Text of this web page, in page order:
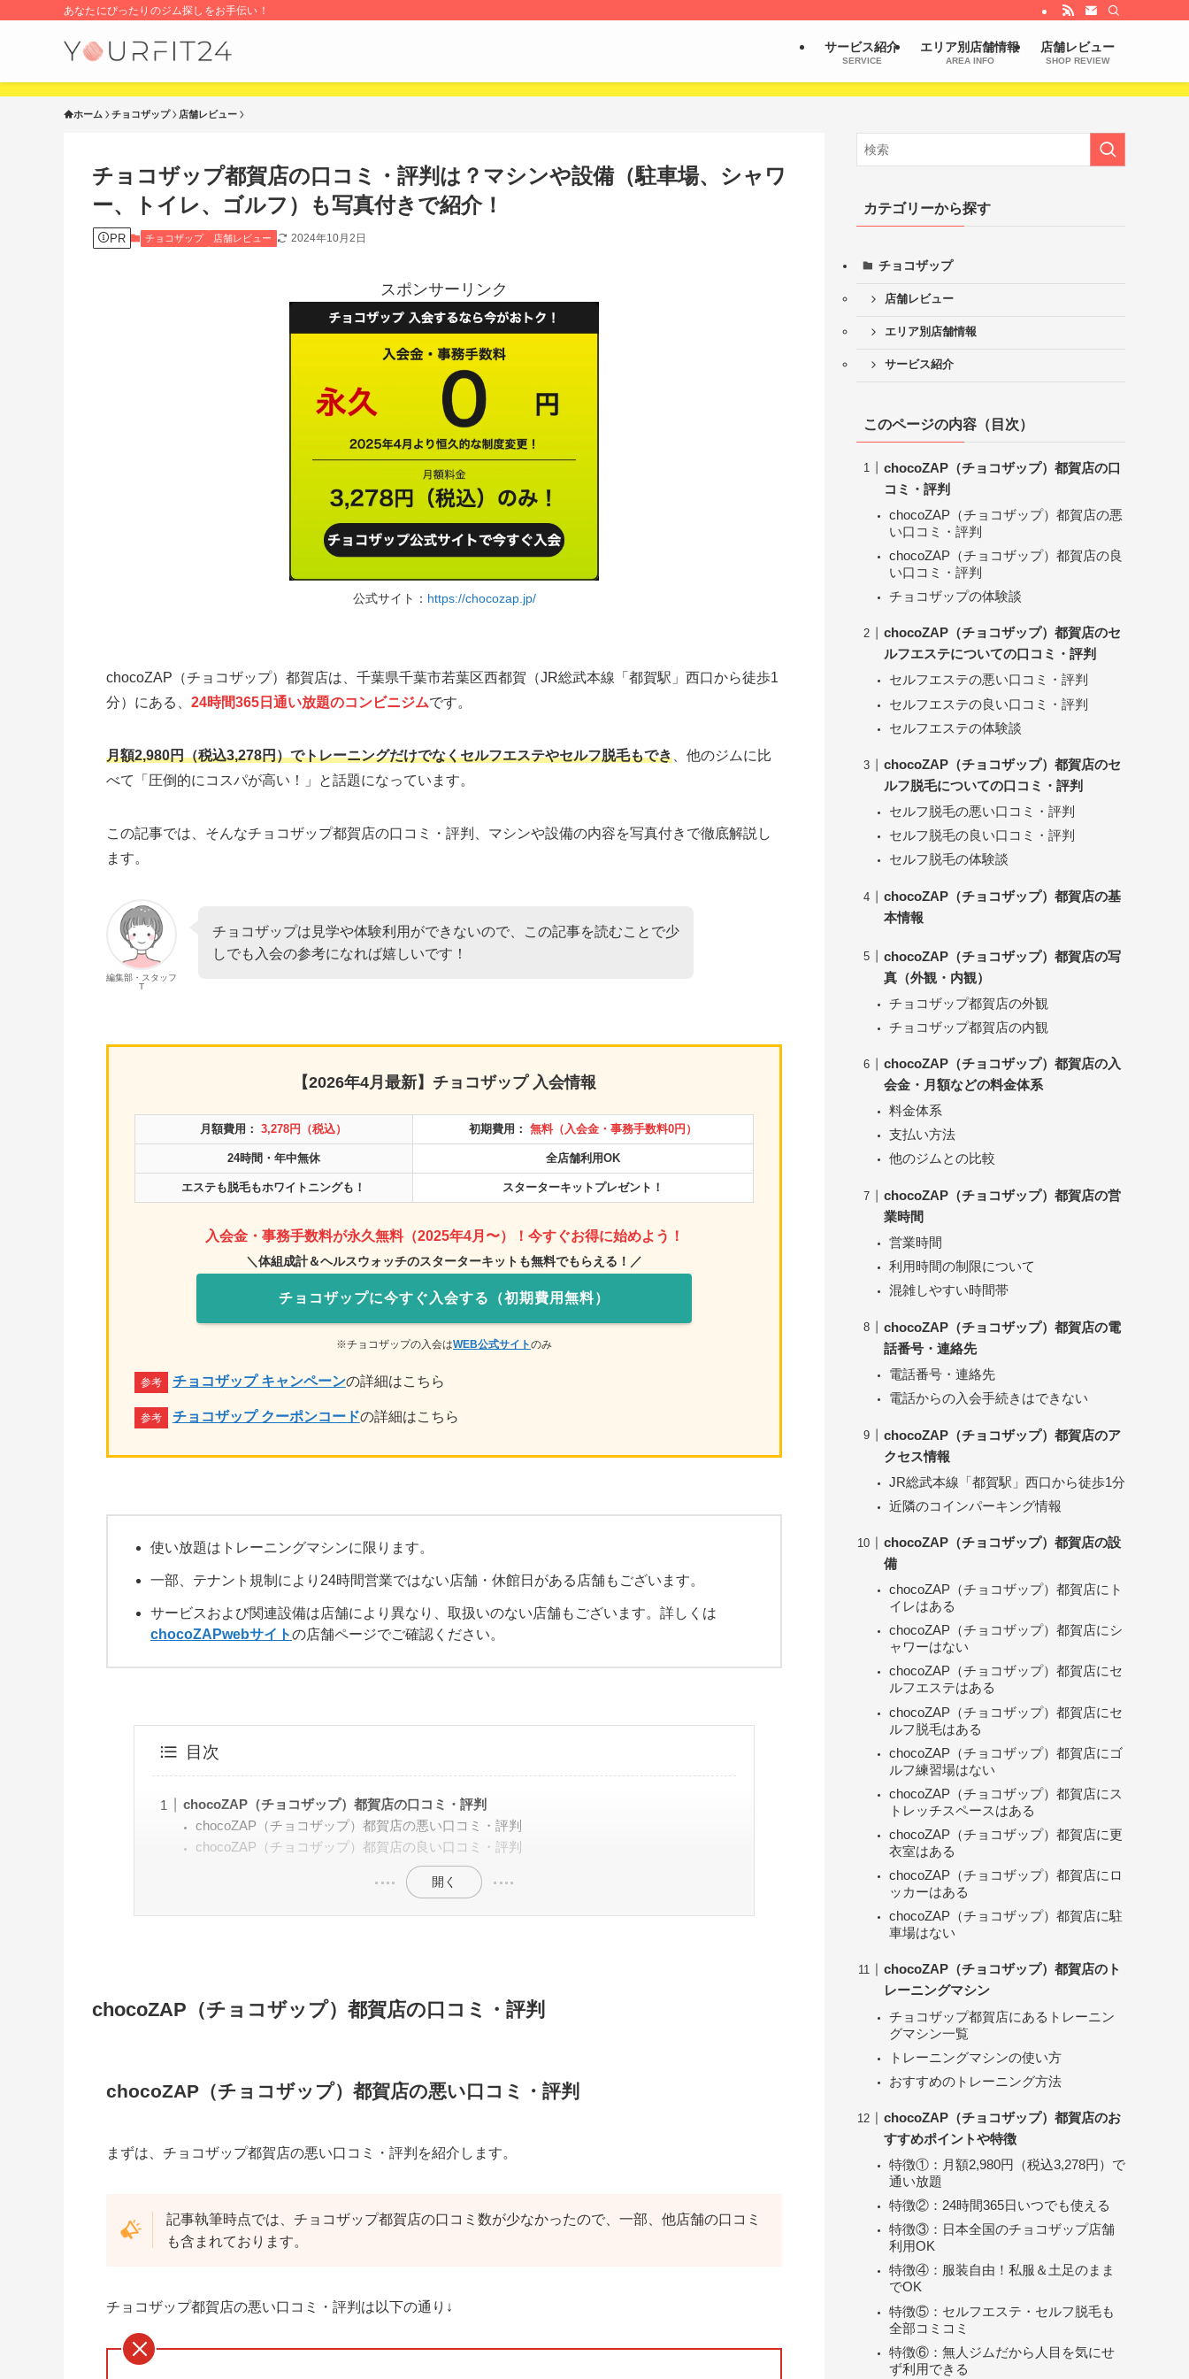
あなたにぴったりのジム探しをお手伝い！
サービス紹介
SERVICE
エリア別店舗情報
AREA INFO
店舗レビュー
SHOP REVIEW
ホーム チョコザップ 店舗レビュー
チョコザップ都賀店の口コミ・評判は？マシンや設備（駐車場、シャワ
ー、トイレ、ゴルフ）も写真付きで紹介！
PR チョコザップ 店舗レビュー 2024年10月2日
スポンサーリンク
公式サイト： https://chocozap.jp/
chocoZAP（チョコザップ）都賀店は、千葉県千葉市若葉区西都賀（JR総武本線「都賀駅」西口から徒歩1
分）にある、 24時間365日通い放題のコンビニジムです。
月額2,980円（税込3,278円）でトレーニングだけでなくセルフエステやセルフ脱毛もでき 、他のジムに比
べて「圧倒的にコスパが高い！」と話題になっています。
この記事では、そんなチョコザップ都賀店の口コミ・評判、マシンや設備の内容を写真付きで徹底解説し
ます。
編集部・スタッフ
T
チョコザップは見学や体験利用ができないので、この記事を読むことで少
しでも入会の参考になれば嬉しいです！
【2026年4月最新】チョコザップ 入会情報
月額費用：3,278円（税込） 初期費用： 無料（入会金・事務手数料0円）
24時間・年中無休 全店舗利用OK
エステも脱毛もホワイトニングも！ スターターキットプレゼント！
入会金・事務手数料が永久無料（2025年4月〜）！今すぐお得に始めよう！
＼体組成計＆ヘルスウォッチのスターターキットも無料でもらえる！／
チョコザップに今すぐ入会する（初期費用無料）
※チョコザップの入会はWEB公式サイトのみ
チョコザップ キャンペーンの詳細はこちら
チョコザップ クーポンコードの詳細はこちら
使い放題はトレーニングマシンに限ります。
一部、テナント規制により24時間営業ではない店舗・休館日がある店舗もございます。
サービスおよび関連設備は店舗により異なり、取扱いのない店舗もございます。詳しくは
chocoZAPwebサイトの店舗ページでご確認ください。
目次
chocoZAP（チョコザップ）都賀店の口コミ・評判
chocoZAP（チョコザップ）都賀店の悪い口コミ・評判
chocoZAP（チョコザップ）都賀店の良い口コミ・評判
開く
chocoZAP（チョコザップ）都賀店の口コミ・評判
chocoZAP（チョコザップ）都賀店の悪い口コミ・評判
まずは、チョコザップ都賀店の悪い口コミ・評判を紹介します。
記事執筆時点では、チョコザップ都賀店の口コミ数が少なかったので、一部、他店舗の口コミ
も含まれております。
チョコザップ都賀店の悪い口コミ・評判は以下の通り↓
カテゴリーから探す
チョコザップ
店舗レビュー
エリア別店舗情報
サービス紹介
このページの内容（目次）
chocoZAP（チョコザップ）都賀店の口
コミ・評判
chocoZAP（チョコザップ）都賀店の悪
い口コミ・評判
chocoZAP（チョコザップ）都賀店の良
い口コミ・評判
チョコザップの体験談
chocoZAP（チョコザップ）都賀店のセ
ルフエステについての口コミ・評判
セルフエステの悪い口コミ・評判
セルフエステの良い口コミ・評判
セルフエステの体験談
chocoZAP（チョコザップ）都賀店のセ
ルフ脱毛についての口コミ・評判
セルフ脱毛の悪い口コミ・評判
セルフ脱毛の良い口コミ・評判
セルフ脱毛の体験談
chocoZAP（チョコザップ）都賀店の基
本情報
chocoZAP（チョコザップ）都賀店の写
真（外観・内観）
チョコザップ都賀店の外観
チョコザップ都賀店の内観
chocoZAP（チョコザップ）都賀店の入
会金・月額などの料金体系
料金体系
支払い方法
他のジムとの比較
chocoZAP（チョコザップ）都賀店の営
業時間
営業時間
利用時間の制限について
混雑しやすい時間帯
chocoZAP（チョコザップ）都賀店の電
話番号・連絡先
電話番号・連絡先
電話からの入会手続きはできない
chocoZAP（チョコザップ）都賀店のア
クセス情報
JR総武本線「都賀駅」西口から徒歩1分
近隣のコインパーキング情報
chocoZAP（チョコザップ）都賀店の設
備
chocoZAP（チョコザップ）都賀店にト
イレはある
chocoZAP（チョコザップ）都賀店にシ
ャワーはない
chocoZAP（チョコザップ）都賀店にセ
ルフエステはある
chocoZAP（チョコザップ）都賀店にセ
ルフ脱毛はある
chocoZAP（チョコザップ）都賀店にゴ
ルフ練習場はない
chocoZAP（チョコザップ）都賀店にス
トレッチスペースはある
chocoZAP（チョコザップ）都賀店に更
衣室はある
chocoZAP（チョコザップ）都賀店にロ
ッカーはある
chocoZAP（チョコザップ）都賀店に駐
車場はない
chocoZAP（チョコザップ）都賀店のト
レーニングマシン
チョコザップ都賀店にあるトレーニン
グマシン一覧
トレーニングマシンの使い方
おすすめのトレーニング方法
chocoZAP（チョコザップ）都賀店のお
すすめポイントや特徴
特徴①：月額2,980円（税込3,278円）で
通い放題
特徴②：24時間365日いつでも使える
特徴③：日本全国のチョコザップ店舗
利用OK
特徴④：服装自由！私服＆土足のまま
でOK
特徴⑤：セルフエステ・セルフ脱毛も
全部コミコミ
特徴⑥：無人ジムだから人目を気にせ
ず利用できる